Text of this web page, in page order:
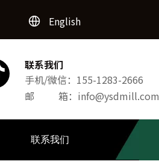
English
联系我们
手机/微信：155-1283-2666
邮 箱： info@ysdmill.com
联系我们